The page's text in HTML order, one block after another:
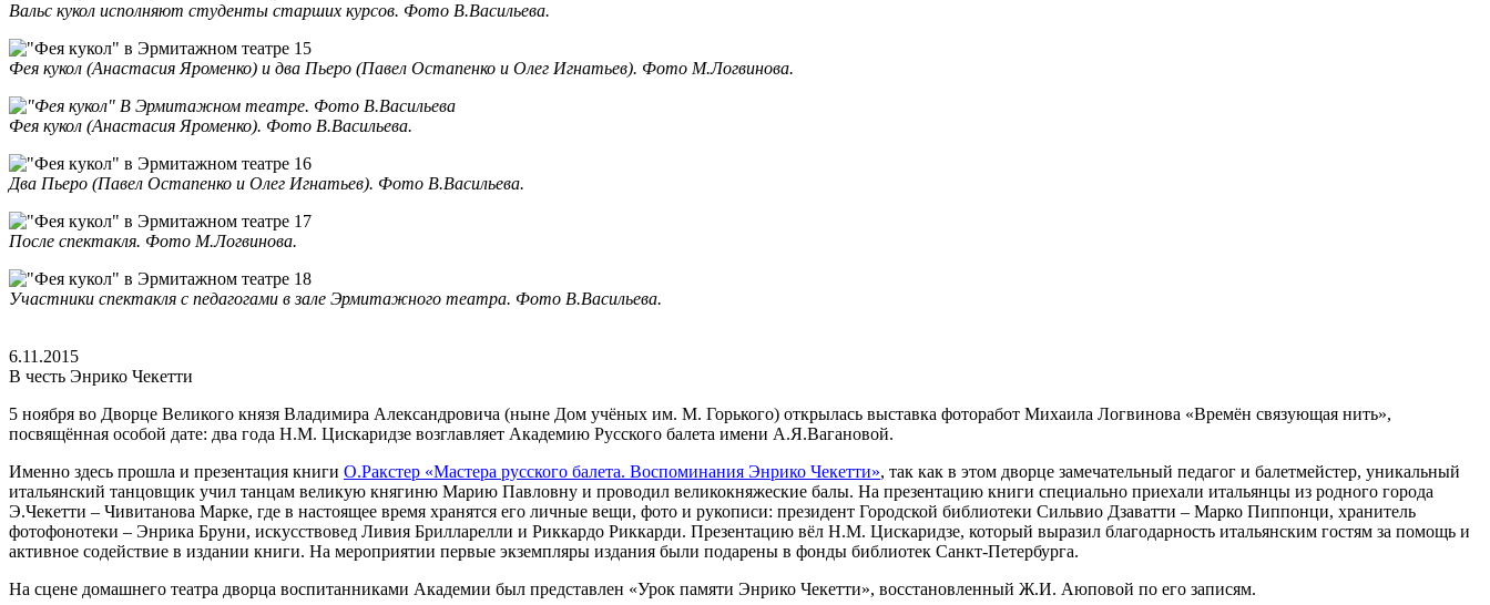
Вальс кукол исполняют студенты старших курсов. Фото В.Васильева.
Фея кукол (Анастасия Яроменко) и два Пьеро (Павел Остапенко и Олег Игнатьев). Фото М.Логвинова.
Фея кукол (Анастасия Яроменко). Фото В.Васильева.
Два Пьеро (Павел Остапенко и Олег Игнатьев). Фото В.Васильева.
После спектакля. Фото М.Логвинова.
Участники спектакля с педагогами в зале Эрмитажного театра. Фото В.Васильева.
6.11.2015
В честь Энрико Чекетти
5 ноября во Дворце Великого князя Владимира Александровича (ныне Дом учёных им. М. Горького) открылась выставка фоторабот Михаила Логвинова «Времён связующая нить»,
посвящённая особой дате: два года Н.М. Цискаридзе возглавляет Академию Русского балета имени А.Я.Вагановой.
Именно здесь прошла и презентация книги О.Ракстер «Мастера русского балета. Воспоминания Энрико Чекетти», так как в этом дворце замечательный педагог и балетмейстер, уникальный
итальянский танцовщик учил танцам великую княгиню Марию Павловну и проводил великокняжеские балы. На презентацию книги специально приехали итальянцы из родного города
Э.Чекетти – Чивитанова Марке, где в настоящее время хранятся его личные вещи, фото и рукописи: президент Городской библиотеки Сильвио Дзаватти – Марко Пиппонци, хранитель
фотофонотеки – Энрика Бруни, искусствовед Ливия Брилларелли и Риккардо Риккарди. Презентацию вёл Н.М. Цискаридзе, который выразил благодарность итальянским гостям за помощь и
активное содействие в издании книги. На мероприятии первые экземпляры издания были подарены в фонды библиотек Санкт-Петербурга.
На сцене домашнего театра дворца воспитанниками Академии был представлен «Урок памяти Энрико Чекетти», восстановленный Ж.И. Аюповой по его записям.